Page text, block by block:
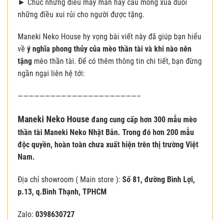
► Chúc những điều may mắn hay cầu mong xua đuổi
những điều xui rủi cho người được tặng.
Maneki Neko House hy vọng bài viết này đã giúp bạn hiểu
về ý nghĩa phong thủy của mèo thần tài và khi nào nên
tặng mèo thần tài. Để có thêm thông tin chi tiết, bạn đừng
ngần ngại liên hệ tới:
——————————————————————–
Maneki Neko House đang cung cấp hơn 300 mẫu mèo
thần tài Maneki Neko Nhật Bản. Trong đó hơn 200 mẫu
độc quyền, hoàn toàn chưa xuất hiện trên thị trường Việt
Nam.
Địa chỉ showroom ( Main store ): Số 81, đường Bình Lợi,
p.13, q.Bình Thạnh, TPHCM
Zalo: 0398630727